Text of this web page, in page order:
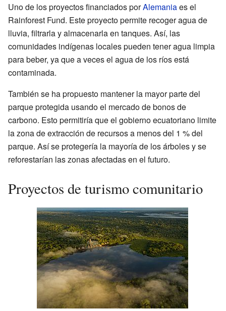
Uno de los proyectos financiados porAlemaniaes el
Rainforest Fund. Este proyecto permite recoger agua de
lluvia, filtrarla y almacenarla en tanques. Así, las
comunidades indígenas locales pueden tener agua limpia
para beber, ya que a veces el agua de los ríos está
contaminada.
También se ha propuesto mantener la mayor parte del
parque protegida usando el mercado de bonos de
carbono. Esto permitiría que el gobierno ecuatoriano limite
la zona de extracción de recursos a menos del 1 % del
parque. Así se protegería la mayoría de los árboles y se
reforestarían las zonas afectadas en el futuro.
Proyectos de turismo comunitario